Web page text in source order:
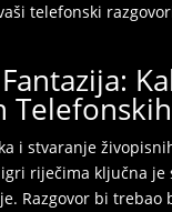
telefonski
i stvaranje
riječima ključna
Razgovor bi